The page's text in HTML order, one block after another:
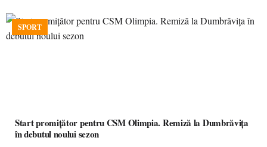
SPORT
Start promițător pentru CSM Olimpia. Remiză la Dumbrăvița
în debutul noului sezon